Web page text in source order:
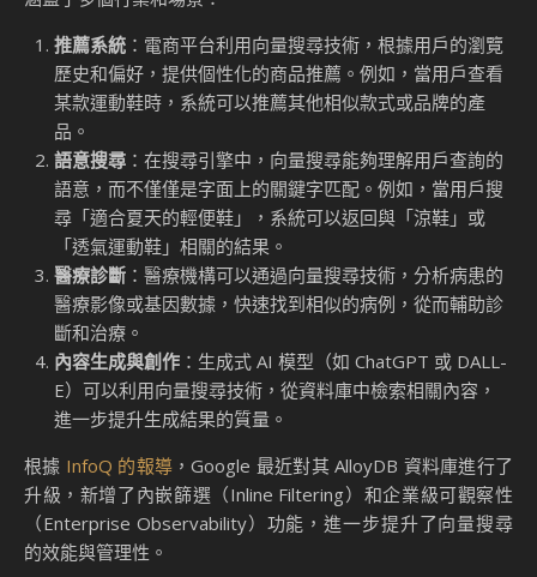
向量搜尋是一種基於數學向量的資料檢索技術，專為處理非結
構化資料而設計，例如影像、文字和音訊。其核心原理是通過
計算查詢向量與資料庫中其他向量之間的相似度，快速找到最
相關的結果。這種方法不僅能夠處理高維度資料，還能在大規
模資料集中保持高效能。
在實際應用中，向量搜尋的優勢尤為明顯。例如，在影像搜尋
中，系統可以根據影像的特徵向量，快速找到與查詢影像相似
的圖片；在語意搜尋中，向量搜尋能夠理解查詢背後的語意，
提供更準確的結果。這使得向量搜尋成為生成式
AI（Generative AI）應用中的關鍵技術之一。
向量搜尋的應用場景
隨著生成式 AI 的快速發展，向量搜尋的應用範圍不斷擴大，
涵蓋了多個行業和場景：
推薦系統：電商平台利用向量搜尋技術，根據用戶的瀏覽
歷史和偏好，提供個性化的商品推薦。例如，當用戶查看